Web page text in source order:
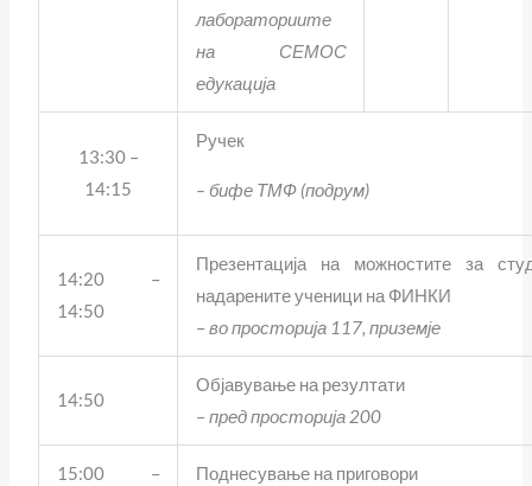
лабораториите
на СЕМОС
едукација
13:30 –
14:15
Ручек
– бифе ТМФ (подрум)
14:20 –
14:50
Презентација на можностите за
надарените ученици на ФИНКИ
–во просторија 117, приземје
14:50
Објавување на резултати
–пред просторија 200
15:00 –
Поднесување на приговори